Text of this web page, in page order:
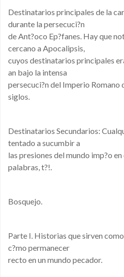
Destinatarios principales de la
durante la persecuci?n
de Ant?oco Ep?fanes. Hay que
cercano a Apocalipsis,
cuyos destinatarios principales
an bajo la intensa
persecuci?n del Imperio Romano
siglos.
Destinatarios Secundarios:
tentado a sucumbir a
las presiones del mundo imp?o
palabras, t?!.
Bosquejo.
Parte I. Historias que sirven
c?mo permanecer
recto en un mundo pecador.